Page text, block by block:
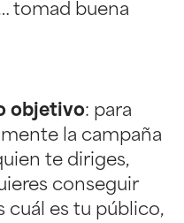
tomad buena
objetivo: para
la campaña
te diriges,
conseguir
cuál es tu público,